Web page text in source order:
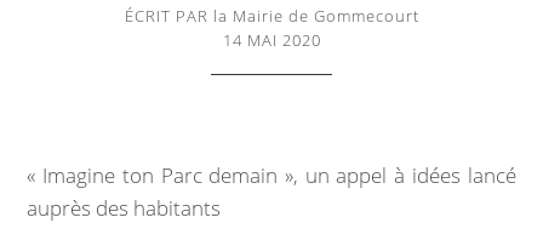
Histoire de Gommecourt
Marchés publics
ÉCRIT PAR la Mairie de Gommecourt
14 MAI 2020
« Imagine ton Parc demain », un appel à idées lancé
auprès des habitants